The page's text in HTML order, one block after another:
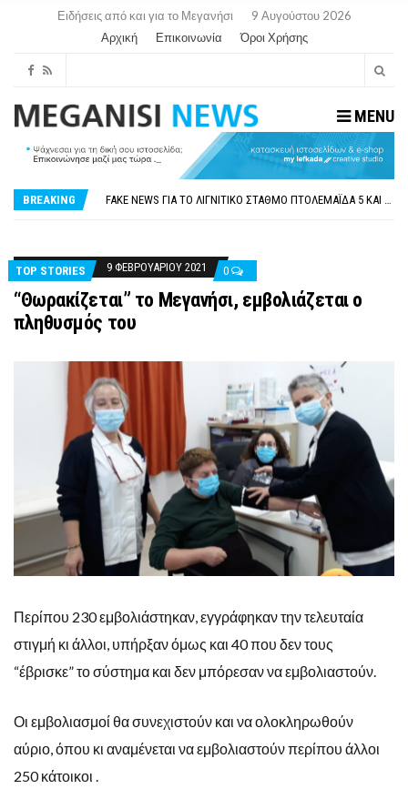
Ειδήσεις από και για το Μεγανήσι
9 Αυγούστου 2026
Αρχική
Επικοινωνία Όροι Χρήσης
MENU
BREAKING
ΟΡΙΣΤΙΚΆ ΧΩΡΊΣ ΑΚΤΟΠΛΟΙΚΗ ΣΎΝΔΕΣΗ ΦΈΤΟΣ ΤΟ ΚΑΛΟΚΑΊΡΙ ΤΑ ΙΌΝΙΑ
TOP STORIES 9 ΦΕΒΡΟΥΑΡΊΟΥ 2021 0
“Θωρακίζεται” το Μεγανήσι, εμβολιάζεται ο
πληθυσμός του
Περίπου 230 εμβολιάστηκαν, εγγράφηκαν την τελευταία
στιγμή κι άλλοι, υπήρξαν όμως και 40 που δεν τους
“έβρισκε” το σύστημα και δεν μπόρεσαν να εμβολιαστούν.
Οι εμβολιασμοί θα συνεχιστούν και να ολοκληρωθούν
αύριο, όπου κι αναμένεται να εμβολιαστούν περίπου άλλοι
250 κάτοικοι .